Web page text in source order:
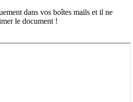
dans vos boîtes mails et il ne
le document !